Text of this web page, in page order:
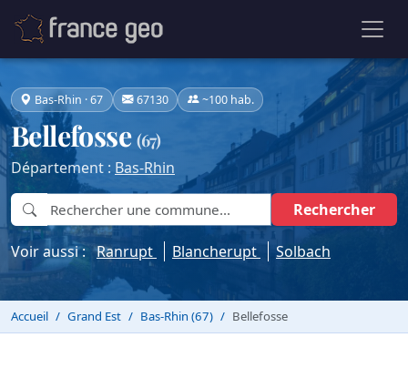
Bas-Rhin · 67 67130 ~100 hab.
Bellefosse(67)
Département : Bas-Rhin
Rechercher
Voir aussi :Ranrupt Blancherupt Solbach
Accueil Grand Est Bas-Rhin (67) Bellefosse